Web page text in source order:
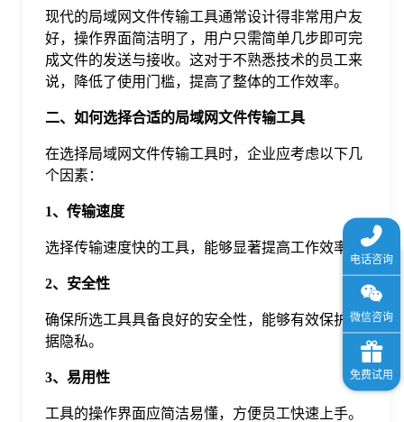
现代的局域网文件传输工具通常设计得非常用户友
好，操作界面简洁明了，用户只需简单几步即可完
成文件的发送与接收。这对于不熟悉技术的员工来
说，降低了使用门槛，提高了整体的工作效率。
二、如何选择合适的局域网文件传输工具
在选择局域网文件传输工具时，企业应考虑以下几
个因素：
1、传输速度
选择传输速度快的工具，能够显著提高工作效率。
2、安全性
确保所选工具具备良好的安全性，能够有效保护数
据隐私。
3、易用性
工具的操作界面应简洁易懂，方便员工快速上手。